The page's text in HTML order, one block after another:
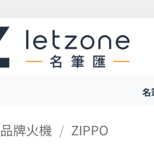
名
品牌火機 / ZIPPO